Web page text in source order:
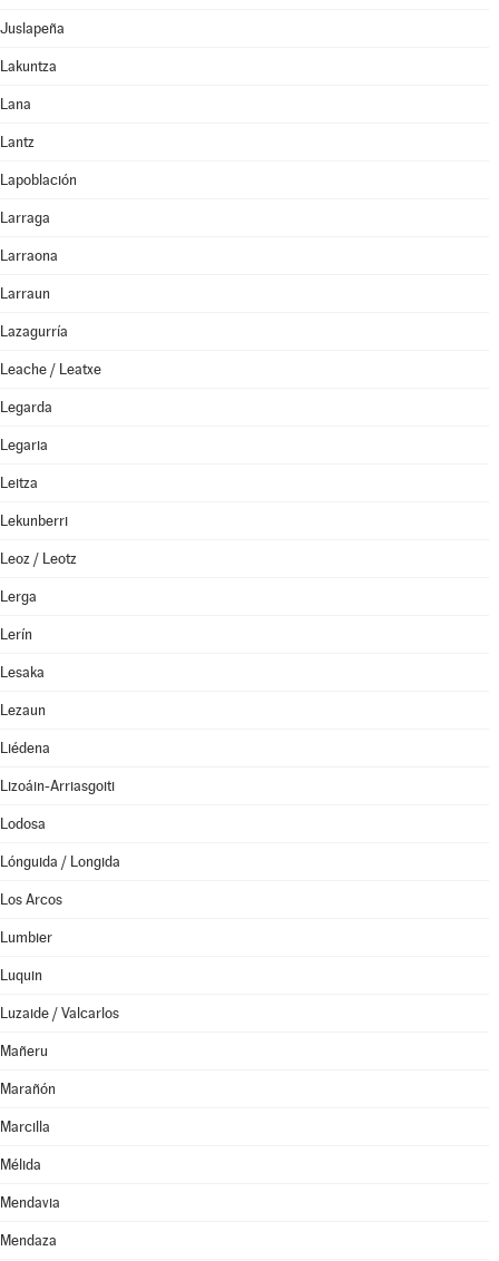
Juslapeña
Lakuntza
Lana
Lantz
Lapoblación
Larraga
Larraona
Larraun
Lazagurría
Leache / Leatxe
Legarda
Legaria
Leitza
Lekunberri
Leoz / Leotz
Lerga
Lerín
Lesaka
Lezaun
Liédena
Lizoáin-Arriasgoiti
Lodosa
Lónguida / Longida
Los Arcos
Lumbier
Luquin
Luzaide / Valcarlos
Mañeru
Marañón
Marcilla
Mélida
Mendavia
Mendaza